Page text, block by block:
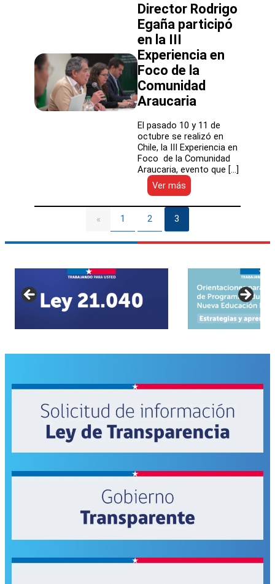
garantizar
mayor
disponibilidad
cupos
escolares
en
Paine
Director Rodrigo
Egaña participó
en la III
Experiencia en
Foco de la
Comunidad
Araucaria
El pasado 10 y 11 de
octubre se realizó en
Chile, la III Experiencia en
Foco de la Comunidad
Araucaria, evento que […]
Ver más
Director
Rodrigo
participó
en
Foco
Comunidad
« 1 2 3